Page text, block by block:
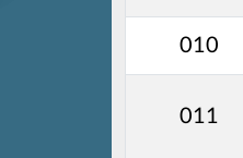
010
011